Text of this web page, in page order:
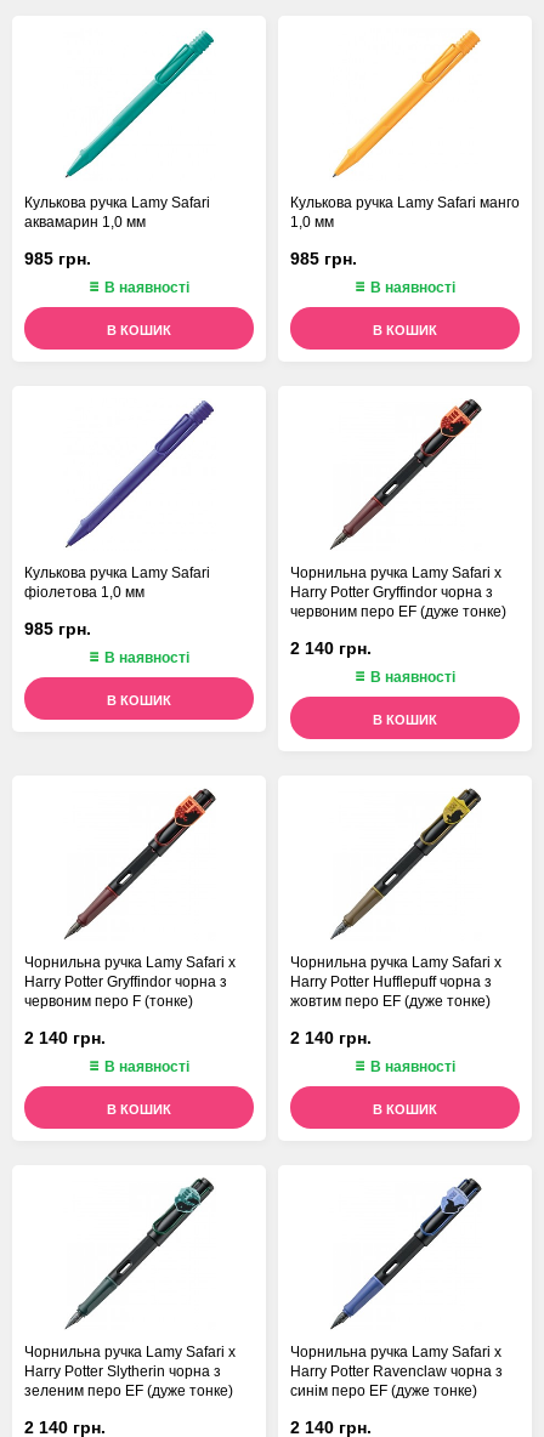
Кулькова ручка Lamy Safari
аквамарин 1,0 мм
985 грн.
В наявності
В КОШИК
Кулькова ручка Lamy Safari манго
1,0 мм
985 грн.
В наявності
В КОШИК
Кулькова ручка Lamy Safari
фіолетова 1,0 мм
985 грн.
В наявності
В КОШИК
Чорнильна ручка Lamy Safari x
Harry Potter Gryffindor чорна з
червоним перо EF (дуже тонке)
2 140 грн.
В наявності
В КОШИК
Чорнильна ручка Lamy Safari x
Harry Potter Gryffindor чорна з
червоним перо F (тонке)
2 140 грн.
В наявності
В КОШИК
Чорнильна ручка Lamy Safari x
Harry Potter Hufflepuff чорна з
жовтим перо EF (дуже тонке)
2 140 грн.
В наявності
В КОШИК
Чорнильна ручка Lamy Safari x
Harry Potter Slytherin чорна з
зеленим перо EF (дуже тонке)
2 140 грн.
Чорнильна ручка Lamy Safari x
Harry Potter Ravenclaw чорна з
синім перо EF (дуже тонке)
2 140 грн.